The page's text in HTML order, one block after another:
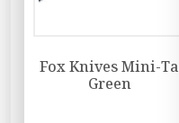
Fox Knives Mini-Ta
Green